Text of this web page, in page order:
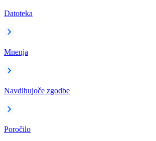
Datoteka
Mnenja
Navdihujoče zgodbe
Poročilo